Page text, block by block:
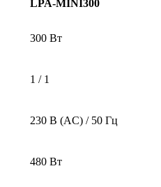
LPA-MINI300
300 Вт
1 / 1
230 В (AC) / 50 Гц
480 Вт